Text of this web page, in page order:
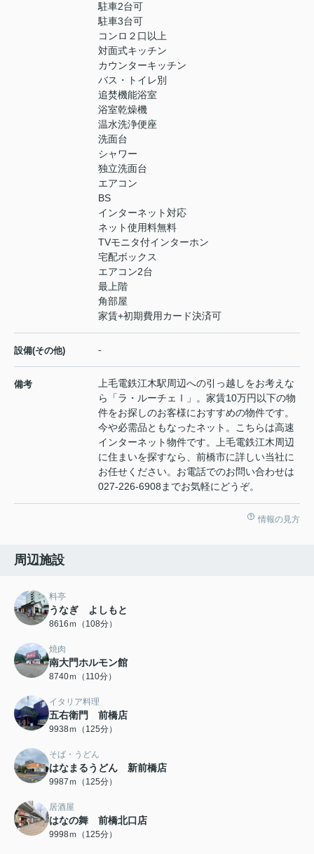
駐車2台可
駐車3台可
コンロ２口以上
対面式キッチン
カウンターキッチン
バス・トイレ別
追焚機能浴室
浴室乾燥機
温水洗浄便座
洗面台
シャワー
独立洗面台
エアコン
BS
インターネット対応
ネット使用料無料
TVモニタ付インターホン
宅配ボックス
エアコン2台
最上階
角部屋
家賃+初期費用カード決済可
設備(その他) -
備考
上毛電鉄江木駅周辺への引っ越しをお考えな
ら「ラ・ルーチェⅠ」。家賃10万円以下の物
件をお探しのお客様におすすめの物件です。
今や必需品ともなったネット。こちらは高速
インターネット物件です。上毛電鉄江木周辺
に住まいを探すなら、前橋市に詳しい当社に
お任せください。お電話でのお問い合わせは
027-226-6908までお気軽にどうぞ。
情報の見方
周辺施設
料亭
うなぎ よしもと
8616ｍ（108分）
焼肉
南大門ホルモン館
8740ｍ（110分）
イタリア料理
五右衛門 前橋店
9938ｍ（125分）
そば・うどん
はなまるうどん 新前橋店
9987ｍ（125分）
居酒屋
はなの舞 前橋北口店
9998ｍ（125分）